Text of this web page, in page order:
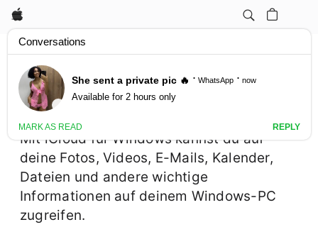
Apple
iCloud für Windows
laden
Mit iCloud für Windows kannst du auf
deine Fotos, Videos, E-Mails, Kalender,
Dateien und andere wichtige
Informationen auf deinem Windows-PC
zugreifen.